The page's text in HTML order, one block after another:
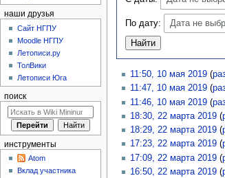
По дату: Дата не
11:50, 10 мая 2019(
11:47, 10 мая 2019(
11:46, 10 мая 2019(
18:30, 22 марта 2019(
18:29, 22 марта 2019(
17:23, 22 марта 2019(
17:09, 22 марта 2019(
16:50, 22 марта 2019(
наши друзья
Cайт НГПУ
Moodle НГПУ
Летописи.ру
ТолВики
Летописи Юга
поиск
инструменты
Atom
Вклад участника